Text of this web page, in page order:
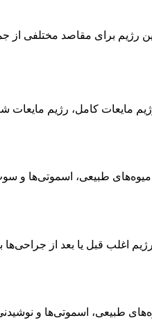
رژیم برای مقاصد مختلفی
مایعات کامل، رژیم
طبیعی، اسموتی‌ها و
اغلب قبل یا بعد از
طبیعی، اسموتی‌ها و